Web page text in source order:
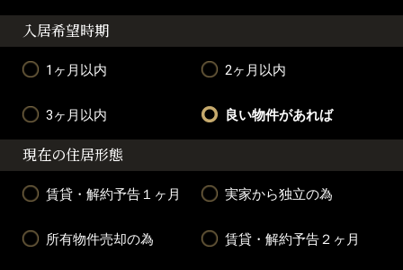
入居希望時期
1ヶ月以内 2ヶ月以内
3ヶ月以内 良い物件があれば
現在の住居形態
賃貸・解約予告１ヶ月 実家から独立の為
所有物件売却の為 賃貸・解約予告２ヶ月